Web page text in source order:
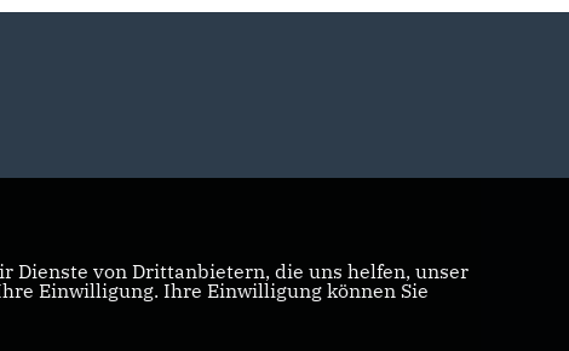
Dienste von Drittanbietern, die uns helfen, unser
Einwilligung. Ihre Einwilligung können Sie